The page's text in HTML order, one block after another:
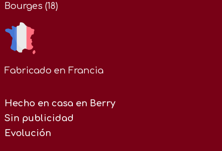
Bourges (18)
Fabricado en Francia
Hecho en casa en Berry
Sin publicidad
Evolución